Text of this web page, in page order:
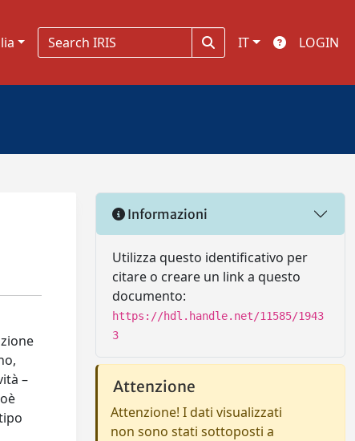
IT LOGIN
–
Informazioni
Utilizza questo identificativo per
citare o creare un link a questo
documento:
https://hdl.handle.net/11585/1943
3
Attenzione
Attenzione! I dati visualizzati
non sono stati sottoposti a